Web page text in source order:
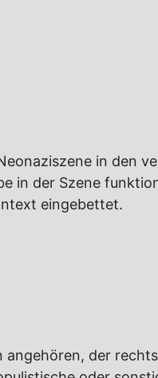
in den
in der Szene
eingebettet.
der